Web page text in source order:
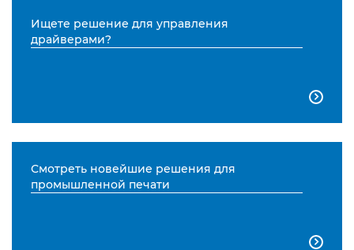
Ищете решение для управления
драйверами?

Смотреть новейшие решения для
промышленной печати
